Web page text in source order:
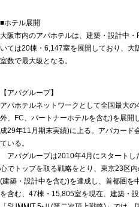
■ホテル展開
大阪市内のアパホテルは、建築・設計中
いては20棟・6,147室を展開しており、大
室数で最大級となる。
【アパグループ】
アパホテルネットワークとして全国最大
外、FC、パートナーホテルを含む)を展開
成29年11月期末実績)に上る。アパカード
ている。
アパグループは2010年4月にスタートし
心でトップを取る戦略をとり、東京23区
(建築・設計中を含む)を達成し、首都圏を
を含む、47棟・15,805室を現在、建築・